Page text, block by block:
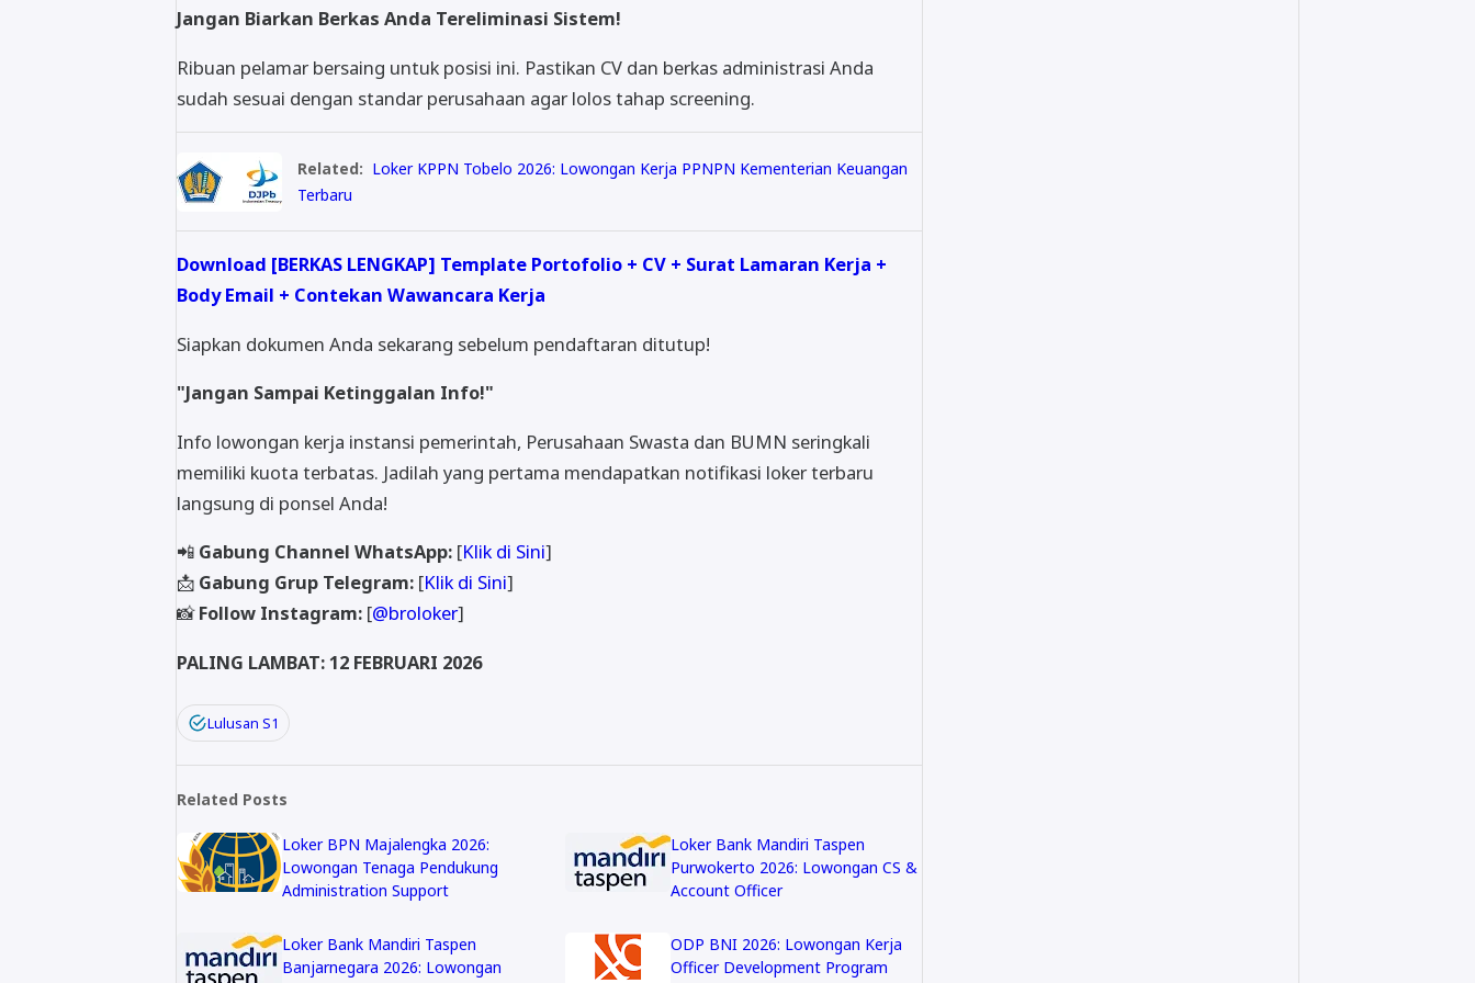
Jangan Biarkan Berkas Anda Tereliminasi Sistem!
Ribuan pelamar bersaing untuk posisi ini. Pastikan CV dan berkas administrasi Anda
sudah sesuai dengan standar perusahaan agar lolos tahap screening.
Related: Loker KPPN Tobelo 2026: Lowongan Kerja PPNPN Kementerian Keuangan
Terbaru
Download [BERKAS LENGKAP] Template Portofolio + CV + Surat Lamaran Kerja +
Body Email + Contekan Wawancara Kerja
Siapkan dokumen Anda sekarang sebelum pendaftaran ditutup!
"Jangan Sampai Ketinggalan Info!"
Info lowongan kerja instansi pemerintah, Perusahaan Swasta dan BUMN seringkali
memiliki kuota terbatas. Jadilah yang pertama mendapatkan notifikasi loker terbaru
langsung di ponsel Anda!
📲 Gabung Channel WhatsApp: [Klik di Sini]
📩 Gabung Grup Telegram: [Klik di Sini]
📸Follow Instagram: [@broloker]
PALING LAMBAT: 12 FEBRUARI 2026
Lulusan S1
Related Posts
Loker BPN Majalengka 2026:
Lowongan Tenaga Pendukung
Administration Support
Loker Bank Mandiri Taspen
Purwokerto 2026: Lowongan CS &
Account Officer
Loker Bank Mandiri Taspen
Banjarnegara 2026: Lowongan
ODP BNI 2026: Lowongan Kerja
Officer Development Program